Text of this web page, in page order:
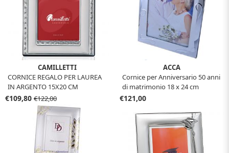
CAMILLETTI
CORNICE REGALO PER LAUREA
IN ARGENTO 15X20 CM
€109,80 €122,00
ACCA
Cornice per Anniversario 50 anni
di matrimonio 18 x 24 cm
€121,00